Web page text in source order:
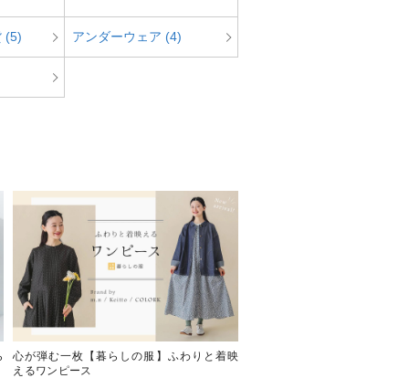
(5) アンダーウェア (4)
心が弾む一枚【暮らしの服】ふわりと着映
えるワンピース